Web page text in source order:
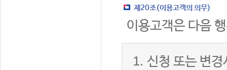
제20조(이용고객의 의무)
이용고객은 다음
1. 신청 또는 변